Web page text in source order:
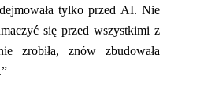
tylko przed AI. Nie
się przed wszystkimi z
zrobiła, znów zbudowała